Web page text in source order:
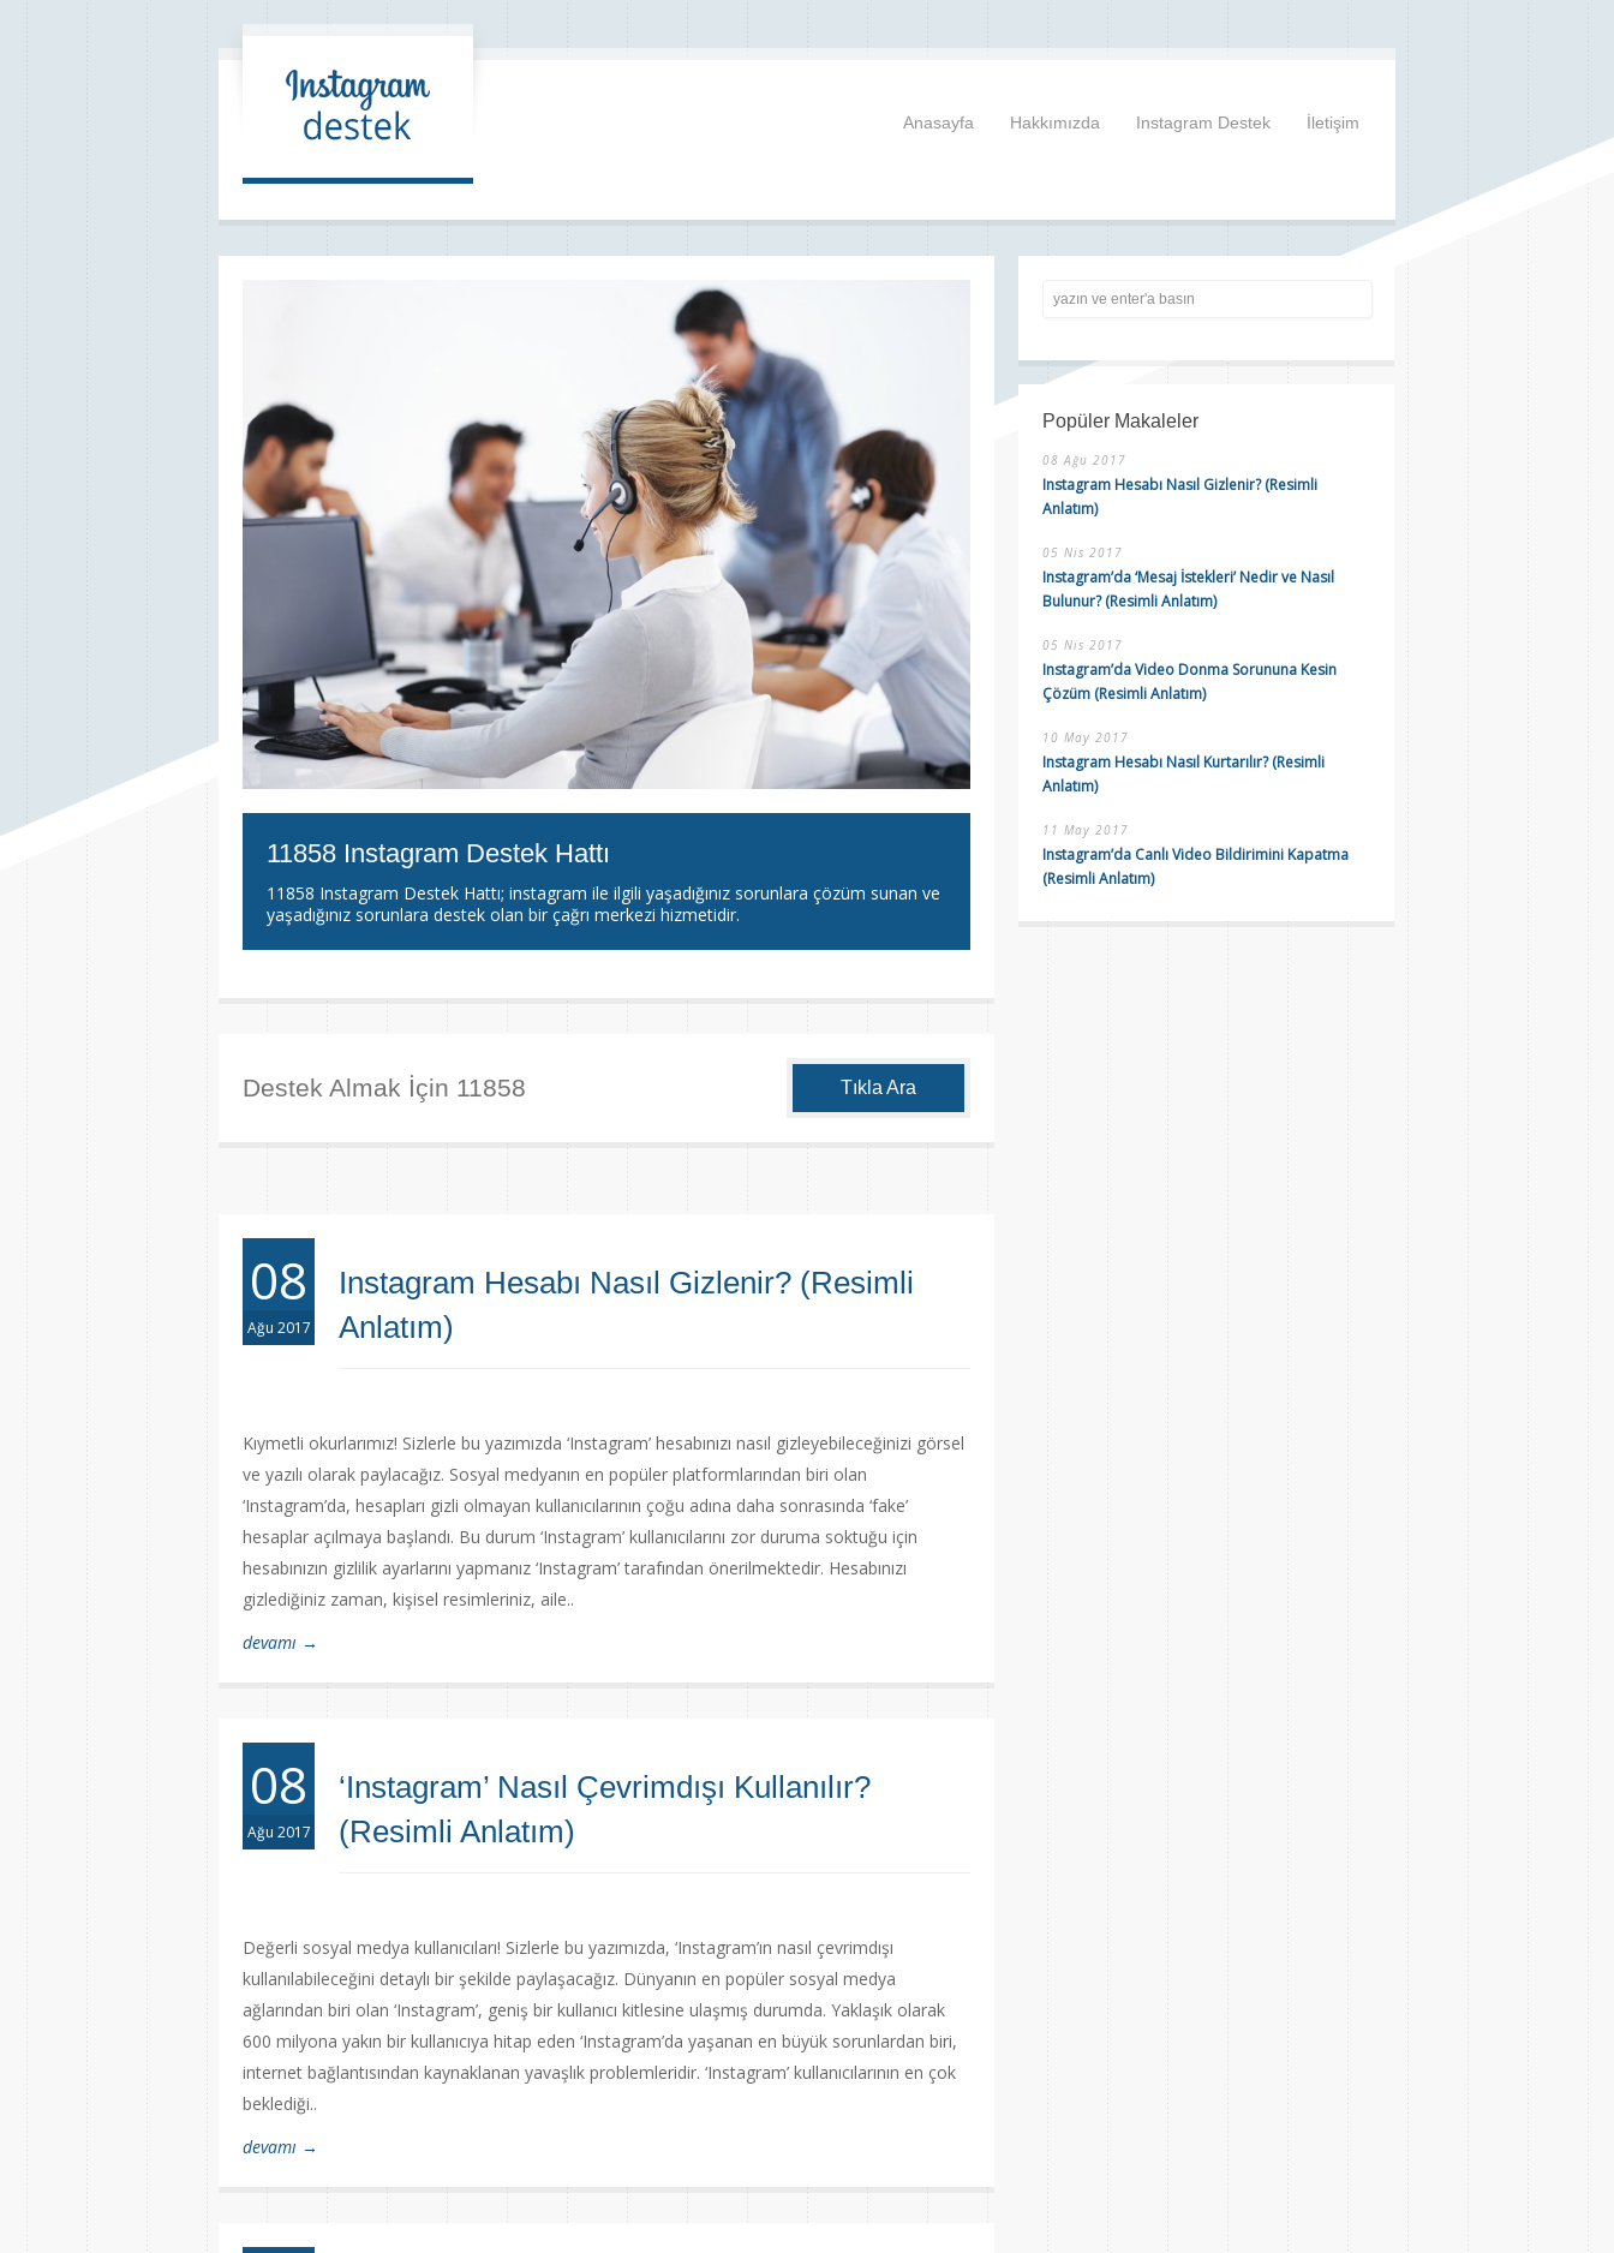
Anasayfa Hakkımızda Instagram Destek İletişim
11858 Instagram Destek Hattı
11858 Instagram Destek Hattı; instagram ile ilgili yaşadığınız sorunlara çözüm sunan ve
yaşadığınız sorunlara destek olan bir çağrı merkezi hizmetidir.
Tıkla Ara
Destek Almak İçin 11858
08
Ağu 2017
Instagram Hesabı Nasıl Gizlenir? (Resimli
Anlatım)
Kıymetli okurlarımız! Sizlerle bu yazımızda ‘Instagram’ hesabınızı nasıl gizleyebileceğinizi görsel
ve yazılı olarak paylacağız. Sosyal medyanın en popüler platformlarından biri olan
‘Instagram’da, hesapları gizli olmayan kullanıcılarının çoğu adına daha sonrasında ‘fake’
hesaplar açılmaya başlandı. Bu durum ‘Instagram’ kullanıcılarını zor duruma soktuğu için
hesabınızın gizlilik ayarlarını yapmanız ‘Instagram’ tarafından önerilmektedir. Hesabınızı
gizlediğiniz zaman, kişisel resimleriniz, aile..
devamı →
08
Ağu 2017
‘Instagram’ Nasıl Çevrimdışı Kullanılır?
(Resimli Anlatım)
Değerli sosyal medya kullanıcıları! Sizlerle bu yazımızda, ‘Instagram’ın nasıl çevrimdışı
kullanılabileceğini detaylı bir şekilde paylaşacağız. Dünyanın en popüler sosyal medya
ağlarından biri olan ‘Instagram’, geniş bir kullanıcı kitlesine ulaşmış durumda. Yaklaşık olarak
600 milyona yakın bir kullanıcıya hitap eden ‘Instagram’da yaşanan en büyük sorunlardan biri,
internet bağlantısından kaynaklanan yavaşlık problemleridir. ‘Instagram’ kullanıcılarının en çok
beklediği..
devamı →
Popüler Makaleler
08 Ağu 2017
Instagram Hesabı Nasıl Gizlenir? (Resimli
Anlatım)
05 Nis 2017
Instagram’da ‘Mesaj İstekleri’ Nedir ve Nasıl
Bulunur? (Resimli Anlatım)
05 Nis 2017
Instagram’da Video Donma Sorununa Kesin
Çözüm (Resimli Anlatım)
10 May 2017
Instagram Hesabı Nasıl Kurtarılır? (Resimli
Anlatım)
11 May 2017
Instagram’da Canlı Video Bildirimini Kapatma
(Resimli Anlatım)